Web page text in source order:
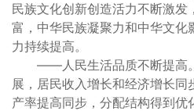
民族文化创新创造活力不断激
富，中华民族凝聚力和中华文化
力持续提高。
——人民生活品质不断提高。
展，居民收入增长和经济增长
产率提高同步，分配结构得到优